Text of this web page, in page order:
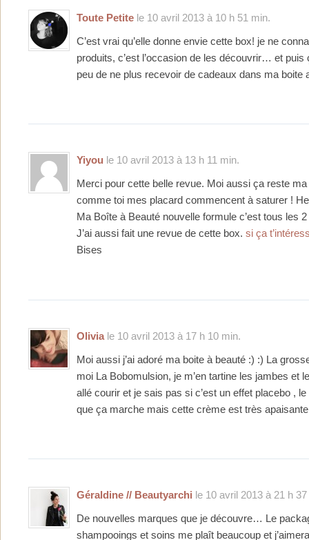
Toute Petite le 10 avril 2013 à 10 h 51 min.
C’est vrai qu’elle donne envie cette box! je ne
produits, c’est l’occasion de les découvrir… et puis
peu de ne plus recevoir de cadeaux dans ma boite
Yiyou le 10 avril 2013 à 13 h 11 min.
Merci pour cette belle revue. Moi aussi ça reste
comme toi mes placard commencent à saturer !
Ma Boîte à Beauté nouvelle formule c’est tous les
J’ai aussi fait une revue de cette box. si ça
Bises
Oliviale 10 avril 2013 à 17 h 10 min.
Moi aussi j’ai adoré ma boite à beauté :) :) La
moi La Bobomulsion, je m’en tartine les jambes et
allé courir et je sais pas si c’est un effet placebo ,
que ça marche mais cette crème est très
Géraldine // Beautyarchi le 10 avril 2013 à 21 h
De nouvelles marques que je découvre… Le
shampooings et soins me plaît beaucoup et